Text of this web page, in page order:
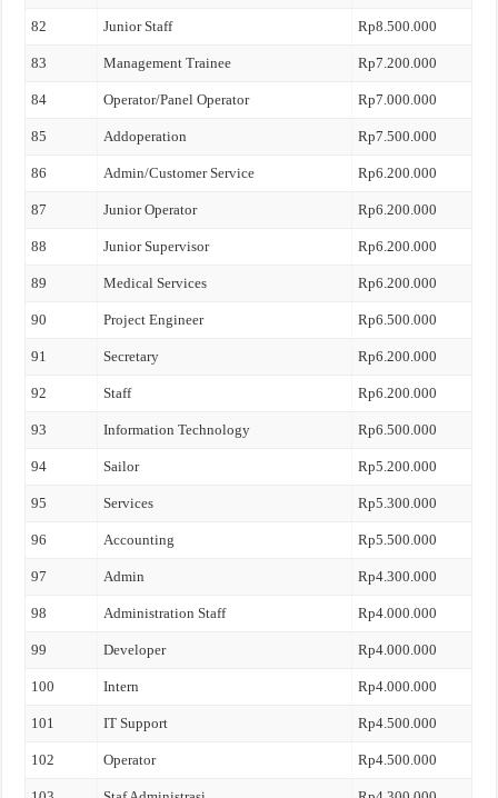
82 Junior Staff Rp8.500.000
83 Management Trainee Rp7.200.000
84 Operator/Panel Operator Rp7.000.000
85 Addoperation Rp7.500.000
86 Admin/Customer Service Rp6.200.000
87 Junior Operator Rp6.200.000
88 Junior Supervisor Rp6.200.000
89 Medical Services Rp6.200.000
90 Project Engineer Rp6.500.000
91 Secretary Rp6.200.000
92 Staff Rp6.200.000
93 Information Technology Rp6.500.000
94 Sailor Rp5.200.000
95 Services Rp5.300.000
96 Accounting Rp5.500.000
97 Admin Rp4.300.000
98 Administration Staff Rp4.000.000
99 Developer Rp4.000.000
100 Intern Rp4.000.000
101 IT Support Rp4.500.000
102 Operator Rp4.500.000